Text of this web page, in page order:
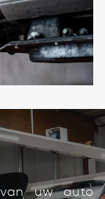
uw auto